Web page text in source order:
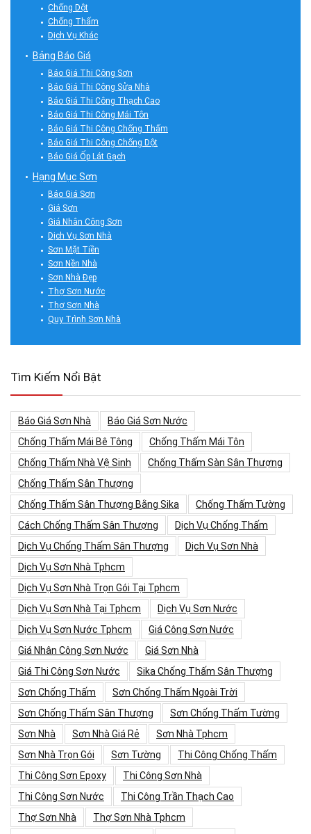
Chống Dột
Chống Thấm
Dịch Vụ Khác
Bảng Báo Giá
Báo Giá Thi Công Sơn
Báo Giá Thi Công Sửa Nhà
Báo Giá Thi Công Thạch Cao
Báo Giá Thi Công Mái Tôn
Báo Giá Thi Công Chống Thấm
Báo Giá Thi Công Chống Dột
Báo Giá Ốp Lát Gạch
Hạng Mục Sơn
Báo Giá Sơn
Giá Sơn
Giá Nhân Công Sơn
Dịch Vụ Sơn Nhà
Sơn Mặt Tiền
Sơn Nền Nhà
Sơn Nhà Đẹp
Thợ Sơn Nước
Thợ Sơn Nhà
Quy Trình Sơn Nhà
Tìm Kiếm Nổi Bật
Báo Giá Sơn Nhà
Báo Giá Sơn Nước
Chống Thấm Mái Bê Tông
Chống Thấm Mái Tôn
Chống Thấm Nhà Vệ Sinh
Chống Thấm Sàn Sân Thượng
Chống Thấm Sân Thượng
Chống Thấm Sân Thượng Bằng Sika
Chống Thấm Tường
Cách Chống Thấm Sân Thượng
Dịch Vụ Chống Thấm
Dịch Vụ Chống Thấm Sân Thượng
Dịch Vụ Sơn Nhà
Dịch Vụ Sơn Nhà Tphcm
Dịch Vụ Sơn Nhà Trọn Gói Tại Tphcm
Dịch Vụ Sơn Nhà Tại Tphcm
Dịch Vụ Sơn Nước
Dịch Vụ Sơn Nước Tphcm
Giá Công Sơn Nước
Giá Nhân Công Sơn Nước
Giá Sơn Nhà
Giá Thi Công Sơn Nước
Sika Chống Thấm Sân Thượng
Sơn Chống Thấm
Sơn Chống Thấm Ngoài Trời
Sơn Chống Thấm Sân Thượng
Sơn Chống Thấm Tường
Sơn Nhà
Sơn Nhà Giá Rẻ
Sơn Nhà Tphcm
Sơn Nhà Trọn Gói
Sơn Tường
Thi Công Chống Thấm
Thi Công Sơn Epoxy
Thi Công Sơn Nhà
Thi Công Sơn Nước
Thi Công Trần Thạch Cao
Thợ Sơn Nhà
Thợ Sơn Nhà Tphcm